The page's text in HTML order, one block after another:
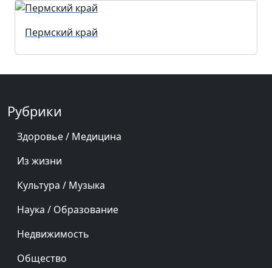
Пермский край
Рубрики
Здоровье / Медицина
Из жизни
Культура / Музыка
Наука / Образование
Недвижимость
Общество